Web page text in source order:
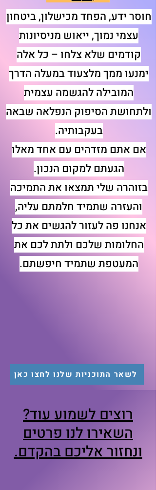
חוסר ידע, הפחד מכישלון, ביטחון
עצמי נמוך, ייאוש מניסיונות
קודמים שלא צלחו – כל אלה
ימנעו ממך מלצעוד במעלה הדרך
המובילה להגשמה עצמית
ולתחושת הסיפוק הנפלאה שבאה
בעקבותיה.
אם אתם מזדהים עם אחד מאלו
הגעתם למקום הנכון.
בזוהרה שלי תמצאו את התמיכה
והעזרה שתמיד חלמתם עליה,
אנחנו פה לעזור להגשים את כל
החלומות שלכם ולתת לכם את
המעטפת שתמיד חיפשתם.
לשאר התוכניות שלנו לחצו כאן
רוצים לשמוע עוד?
השאירו לנו פרטים
ונחזור אליכם בהקדם.